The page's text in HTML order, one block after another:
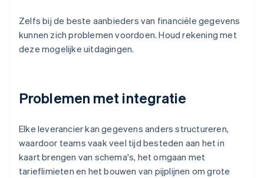
Zelfs bij de beste aanbieders van financiële gegevens
kunnen zich problemen voordoen. Houd rekening met
deze mogelijke uitdagingen.
Problemen met integratie
Elke leverancier kan gegevens anders structureren,
waardoor teams vaak veel tijd besteden aan het in
kaart brengen van schema's, het omgaan met
tarieflimieten en het bouwen van pijplijnen om grote